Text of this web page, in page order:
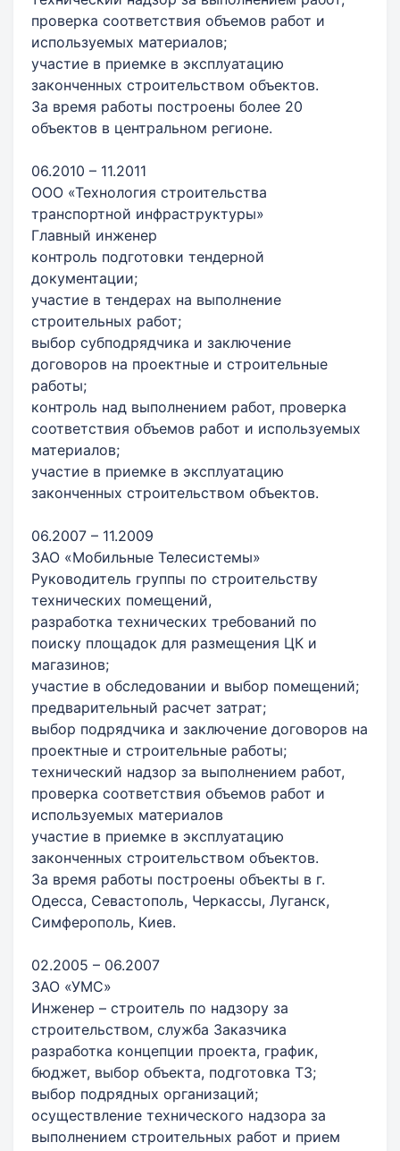
проверка соответствия объемов работ и
используемых материалов;
участие в приемке в эксплуатацию
законченных строительством объектов.
За время работы построены более 20
объектов в центральном регионе.
06.2010 – 11.2011
ООО «Технология строительства
транспортной инфраструктуры»
Главный инженер
контроль подготовки тендерной
документации;
участие в тендерах на выполнение
строительных работ;
выбор субподрядчика и заключение
договоров на проектные и строительные
работы;
контроль над выполнением работ, проверка
соответствия объемов работ и используемых
материалов;
участие в приемке в эксплуатацию
законченных строительством объектов.
06.2007 – 11.2009
ЗАО «Мобильные Телесистемы»
Руководитель группы по строительству
технических помещений,
разработка технических требований по
поиску площадок для размещения ЦК и
магазинов;
участие в обследовании и выбор помещений;
предварительный расчет затрат;
выбор подрядчика и заключение договоров на
проектные и строительные работы;
технический надзор за выполнением работ,
проверка соответствия объемов работ и
используемых материалов
участие в приемке в эксплуатацию
законченных строительством объектов.
За время работы построены объекты в г.
Одесса, Севастополь, Черкассы, Луганск,
Симферополь, Киев.
02.2005 – 06.2007
ЗАО «УМС»
Инженер – строитель по надзору за
строительством, служба Заказчика
разработка концепции проекта, график,
бюджет, выбор объекта, подготовка ТЗ;
выбор подрядных организаций;
осуществление технического надзора за
выполнением строительных работ и прием